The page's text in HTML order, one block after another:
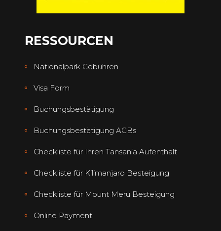
RESSOURCEN
Nationalpark Gebühren
Visa Form
Buchungsbestätigung
Buchungsbestätigung AGBs
Checkliste für Ihren Tansania Aufenthalt
Checkliste für Kilimanjaro Besteigung
Checkliste für Mount Meru Besteigung
Online Payment